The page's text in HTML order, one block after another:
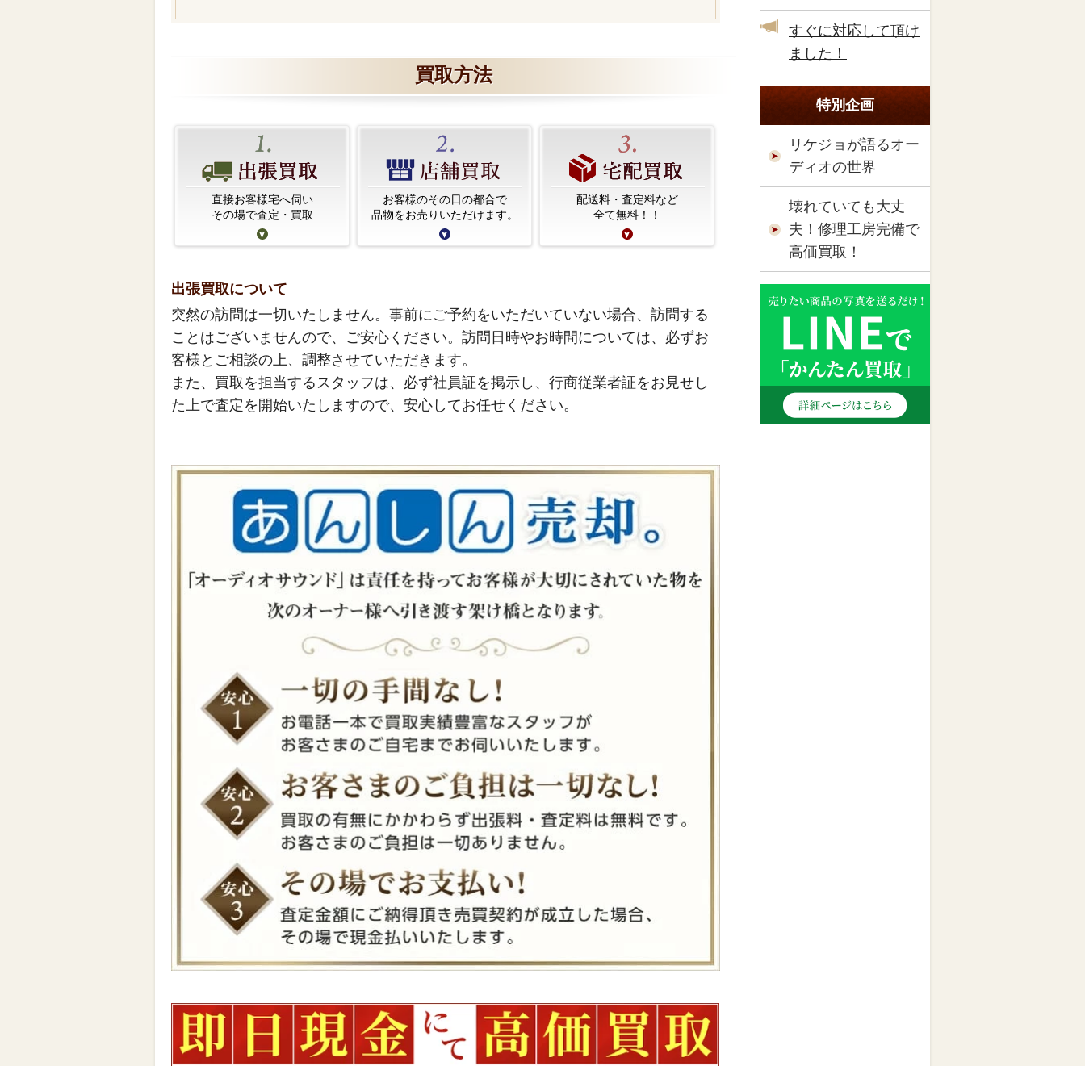
買取方法
直接お客様宅へ伺い
その場で査定・買取
お客様のその日の都合で
品物をお売りいただけます。
配送料・査定料など
全て無料！！
出張買取について
突然の訪問は一切いたしません。事前にご予約をいただいていない場合、訪問する
ことはございませんので、ご安心ください。訪問日時やお時間については、必ずお
客様とご相談の上、調整させていただきます。
また、買取を担当するスタッフは、必ず社員証を掲示し、行商従業者証をお見せし
た上で査定を開始いたしますので、安心してお任せください。
すぐに対応して頂け
ました！
特別企画
リケジョが語るオー
ディオの世界
壊れていても大丈
夫！修理工房完備で
高価買取！